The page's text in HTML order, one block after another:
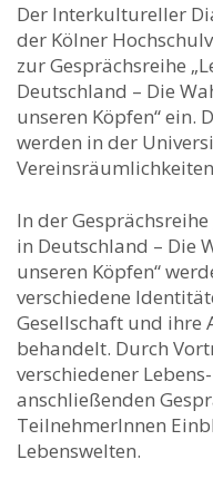
Der Interkultureller
der Kölner
zur Gesprächsreihe
Deutschland – Die
unseren Köpfen“ ein.
werden in der
In der
in Deutschland – Die
unseren Köpfen“
verschiedene
Gesellschaft und ihre
behandelt. Durch
verschiedener
anschließenden
TeilnehmerInnen
Lebenswelten.